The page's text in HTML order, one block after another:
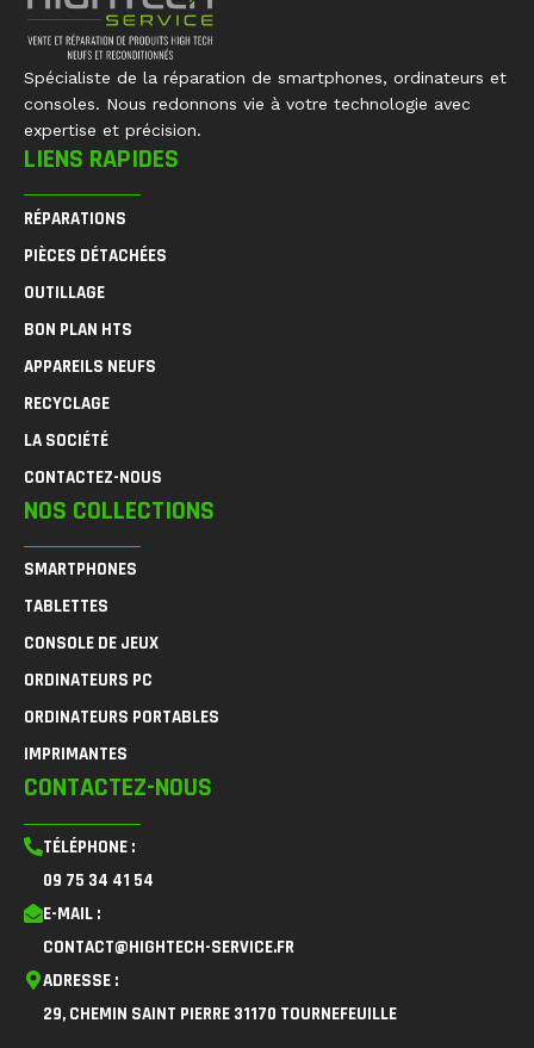
Spécialiste de la réparation de smartphones, ordinateurs et
consoles. Nous redonnons vie à votre technologie avec
expertise et précision.
LIENS RAPIDES
RÉPARATIONS
PIÈCES DÉTACHÉES
OUTILLAGE
BON PLAN HTS
APPAREILS NEUFS
RECYCLAGE
LA SOCIÉTÉ
CONTACTEZ-NOUS
NOS COLLECTIONS
SMARTPHONES
TABLETTES
CONSOLE DE JEUX
ORDINATEURS PC
ORDINATEURS PORTABLES
IMPRIMANTES
CONTACTEZ-NOUS
TÉLÉPHONE :
09 75 34 41 54
E-MAIL :
CONTACT@HIGHTECH-SERVICE.FR
ADRESSE :
29, CHEMIN SAINT PIERRE 31170 TOURNEFEUILLE